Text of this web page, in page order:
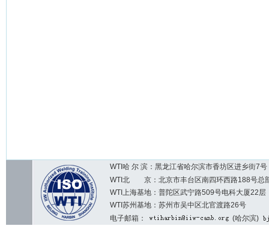
WTI哈 尔 滨：黑龙江省哈尔滨市香坊区进乡街
WTI北 京：北京市丰台区南四环西路188号总
WTI上海基地：普陀区武宁路509号电科大厦22层
WTI苏州基地：苏州市吴中区北官渡路26号
电子邮箱：
(哈尔滨)